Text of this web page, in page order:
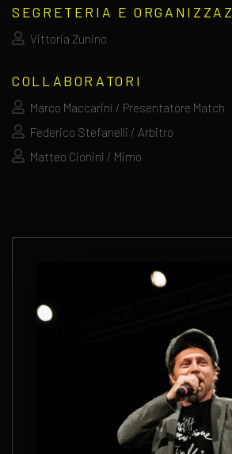
SEGRETERIA E
Vittoria Zunino
COLLABORATORI
Marco Maccarini / Presentatore Match
Federico Stefanelli / Arbitro
Matteo Cionini / Mimo